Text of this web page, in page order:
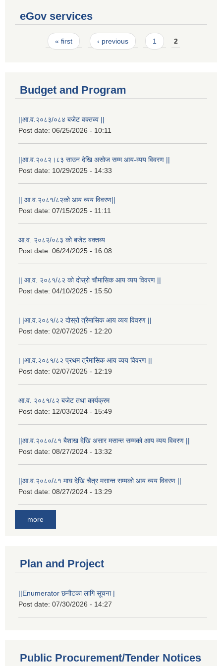
eGov services
Pages« first ‹ previous 1 2
Budget and Program
||आ.व.२०८३/०८४ बजेट वक्तव्य ||
Post date: 06/25/2026 - 10:11
||आ.व.२०८२।८३ साउन देखि असोज सम्म आय-व्यय विवरण ||
Post date: 10/29/2025 - 14:33
|| आ.व.२०८१/८२को आय व्यय विवरण||
Post date: 07/15/2025 - 11:11
आ.व. २०८२/०८३ को बजेट बक्तब्य
Post date: 06/24/2025 - 16:08
|| आ.व. २०८१/८२ को दोस्रो चौमासिक आय व्यय विवरण ||
Post date: 04/10/2025 - 15:50
| |आ.व.२०८१/८२ दोस्रो त्रैमासिक आय व्यय विवरण ||
Post date: 02/07/2025 - 12:20
| |आ.व.२०८१/८२ प्रथम त्रैमासिक आय व्यय विवरण ||
Post date: 02/07/2025 - 12:19
आ.व. २०८१/८२ बजेट तथा कार्यक्रम
Post date: 12/03/2024 - 15:49
||आ.व.२०८०/८१ बैशाख देखि असार मसान्त सम्मको आय व्यय विवरण ||
Post date: 08/27/2024 - 13:32
||आ.व.२०८०/८१ माघ देखि चैत्र मसान्त सम्मको आय व्यय विवरण ||
Post date: 08/27/2024 - 13:29
more
Plan and Project
||Enumerator छनौटका लागि सूचना |
Post date: 07/30/2026 - 14:27
Public Procurement/Tender Notices